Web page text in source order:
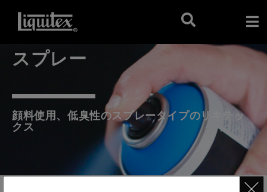
スプレー
顔料使用、低臭性のスプレータイプのリキテッ
クス